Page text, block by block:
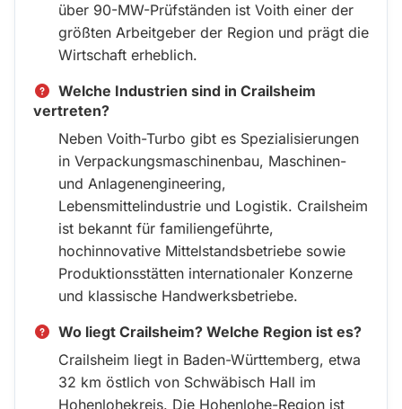
über 90-MW-Prüfständen ist Voith einer der
größten Arbeitgeber der Region und prägt die
Wirtschaft erheblich.
Welche Industrien sind in Crailsheim
vertreten?
Neben Voith-Turbo gibt es Spezialisierungen
in Verpackungsmaschinenbau, Maschinen-
und Anlagenengineering,
Lebensmittelindustrie und Logistik. Crailsheim
ist bekannt für familiengeführte,
hochinnovative Mittelstandsbetriebe sowie
Produktionsstätten internationaler Konzerne
und klassische Handwerksbetriebe.
Wo liegt Crailsheim? Welche Region ist es?
Crailsheim liegt in Baden-Württemberg, etwa
32 km östlich von Schwäbisch Hall im
Hohenlohekreis. Die Hohenlohe-Region ist